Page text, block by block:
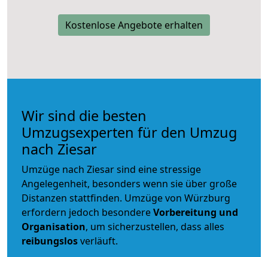
Kostenlose Angebote erhalten
Wir sind die besten
Umzugsexperten für den Umzug
nach Ziesar
Umzüge nach Ziesar sind eine stressige
Angelegenheit, besonders wenn sie über große
Distanzen stattfinden. Umzüge von Würzburg
erfordern jedoch besondereVorbereitung und
Organisation, um sicherzustellen, dass alles
reibungslosverläuft.